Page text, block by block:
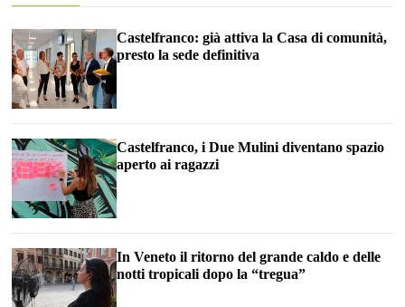
Castelfranco: già attiva la Casa di comunità,
presto la sede definitiva
Castelfranco, i Due Mulini diventano spazio
aperto ai ragazzi
In Veneto il ritorno del grande caldo e delle
notti tropicali dopo la “tregua”